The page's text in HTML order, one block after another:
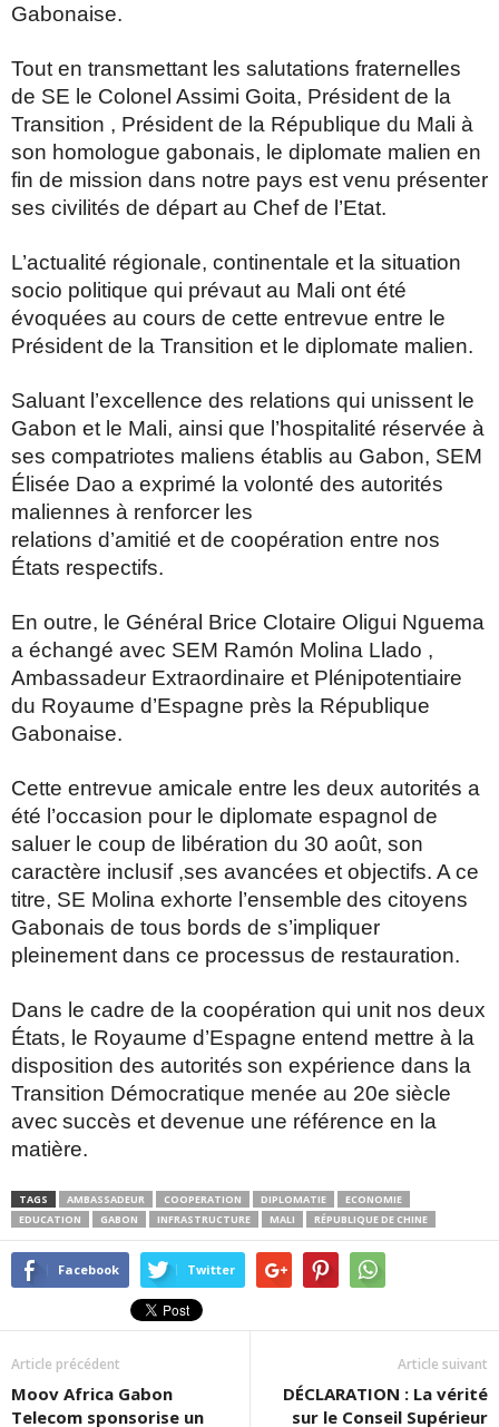
Gabonaise.
Tout en transmettant les salutations fraternelles
de SE le Colonel Assimi Goita, Président de la
Transition , Président de la République du Mali à
son homologue gabonais, le diplomate malien en
fin de mission dans notre pays est venu présenter
ses civilités de départ au Chef de l’Etat.
L’actualité régionale, continentale et la situation
socio politique qui prévaut au Mali ont été
évoquées au cours de cette entrevue entre le
Président de la Transition et le diplomate malien.
Saluant l’excellence des relations qui unissent le
Gabon et le Mali, ainsi que l’hospitalité réservée à
ses compatriotes maliens établis au Gabon, SEM
Élisée Dao a exprimé la volonté des autorités
maliennes à renforcer les
relations d’amitié et de coopération entre nos
États respectifs.
En outre, le Général Brice Clotaire Oligui Nguema
a échangé avec SEM Ramón Molina Llado ,
Ambassadeur Extraordinaire et Plénipotentiaire
du Royaume d’Espagne près la République
Gabonaise.
Cette entrevue amicale entre les deux autorités a
été l’occasion pour le diplomate espagnol de
saluer le coup de libération du 30 août, son
caractère inclusif ,ses avancées et objectifs. A ce
titre, SE Molina exhorte l’ensemble des citoyens
Gabonais de tous bords de s’impliquer
pleinement dans ce processus de restauration.
Dans le cadre de la coopération qui unit nos deux
États, le Royaume d’Espagne entend mettre à la
disposition des autorités son expérience dans la
Transition Démocratique menée au 20e siècle
avec succès et devenue une référence en la
matière.
TAGS AMBASSADEUR COOPERATION DIPLOMATIE
ECONOMIE
EDUCATION
GABON INFRASTRUCTURE MALI RÉPUBLIQUE DE CHINE
Facebook Twitter
Article précédent
Moov Africa Gabon
Telecom sponsorise un
Article suivant
DÉCLARATION : La vérité
sur le Conseil Supérieur